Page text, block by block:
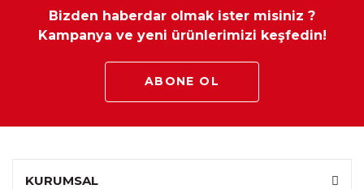
Bizden haberdar olmak ister misiniz ?
Kampanya ve yeni ürünlerimizi keşfedin!
ABONE OL
KURUMSAL